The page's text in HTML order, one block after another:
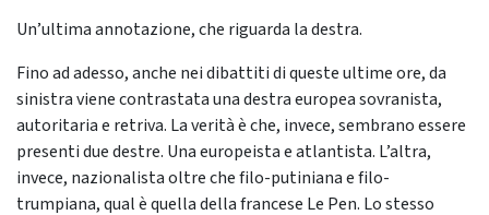
Un’ultima annotazione, che riguarda la destra.
Fino ad adesso, anche nei dibattiti di queste ultime ore, da
sinistra viene contrastata una destra europea sovranista,
autoritaria e retriva. La verità è che, invece, sembrano essere
presenti due destre. Una europeista e atlantista. L’altra,
invece, nazionalista oltre che filo-putiniana e filo-
trumpiana, qual è quella della francese Le Pen. Lo stesso